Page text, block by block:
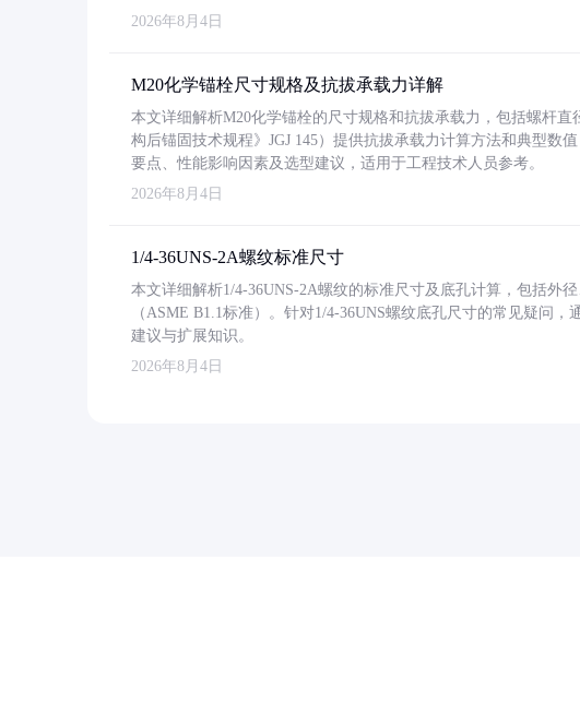
2026年8月4日
M20化学锚栓尺寸规格及抗拔承载力详解
本文详细解析M20化学锚栓的尺寸规格和抗拔承载力，包括螺杆
构后锚固技术规程》JGJ 145）提供抗拔承载力计算方法和典型数
要点、性能影响因素及选型建议，适用于工程技术人员参考。
2026年8月4日
1/4-36UNS-2A螺纹标准尺寸
本文详细解析1/4-36UNS-2A螺纹的标准尺寸及底孔计算，包括外
（ASME B1.1标准）。针对1/4-36UNS螺纹底孔尺寸的常见疑问
建议与扩展知识。
2026年8月4日